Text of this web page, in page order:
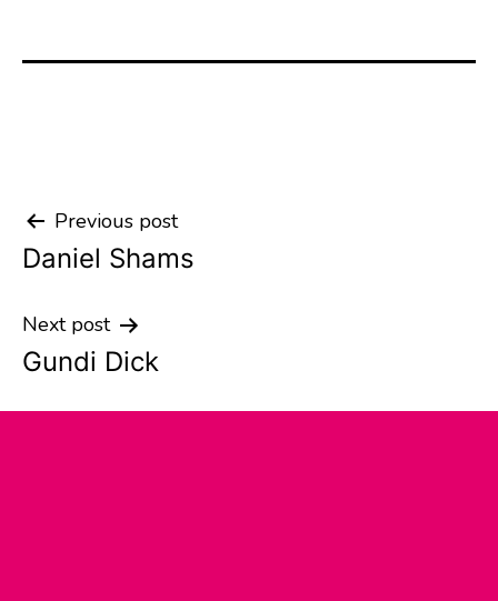
Post
navigation
Previous post
Daniel Shams
Next post
Gundi Dick